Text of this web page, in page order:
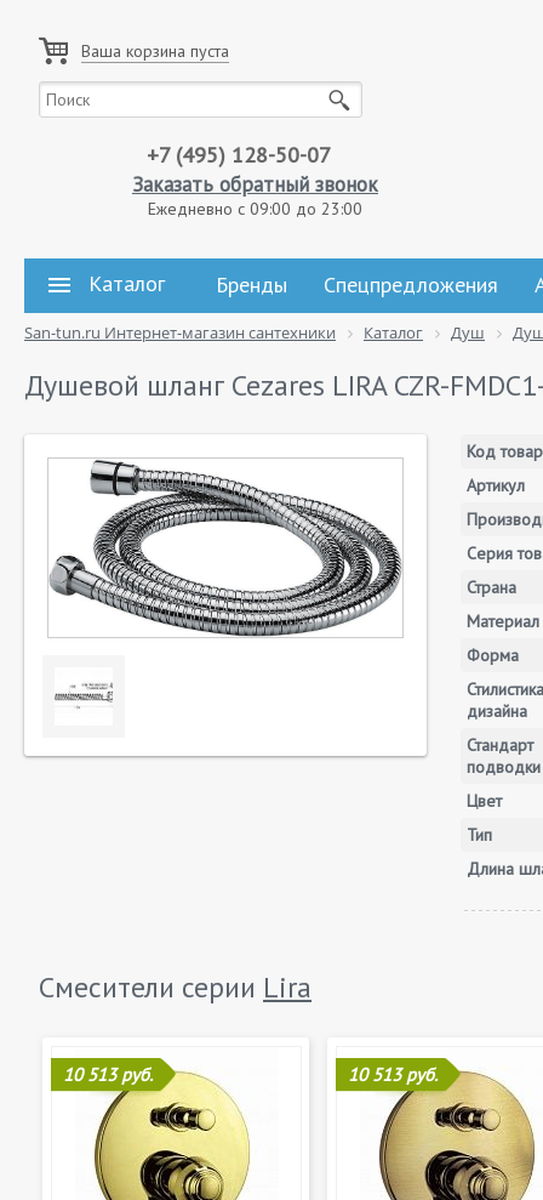
Ваша корзина пуста
+7 (495) 128-50-07
Заказать обратный звонок
Ежедневно с 09:00 до 23:00
Каталог Бренды Спецпредложения
San-tun.ru Интернет-магазин сантехники Каталог Душ
Душевой шланг Cezares LIRA CZR-
Код
Артикул
Серия
Страна
Материал
Форма
Стилистика
дизайна
Стандарт
подводки
Цвет
Тип
Длина
Смесители серии Lira
10 513 руб. 10 513 руб.